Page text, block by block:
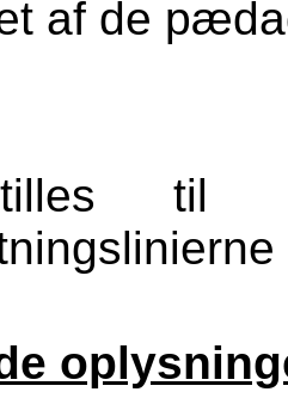
af de
til